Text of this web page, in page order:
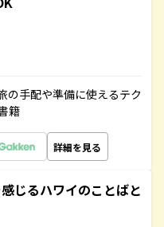
の手配や準備に使えるテク
籍
詳細を見る
じるハワイのことばと